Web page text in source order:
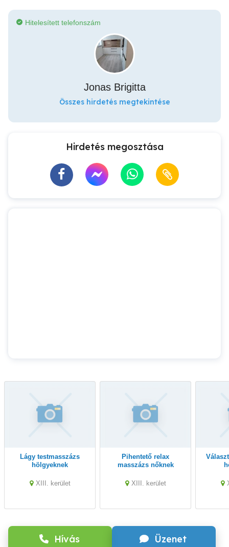
Hívás Üzenet
Hitelesített telefonszám
Jonas Brigitta
Összes hirdetés megtekintése
Hirdetés megosztása
Lágy testmasszázs
hölgyeknek
XIII. kerület
Pihentető relax
masszázs nőknek
XIII. kerület
Választható masszázs